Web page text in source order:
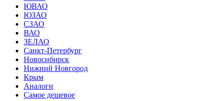
ЮВАО
ЮЗАО
СЗАО
ВАО
ЗЕЛАО
Санкт-Петербург
Новосибирск
Нижний Новгород
Крым
Аналоги
Самое дешевое